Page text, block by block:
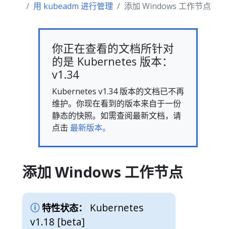
用 kubeadm 进行管理
添加 Windows 工作节点
你正在查看的文档所针对
的是 Kubernetes 版本：
v1.34
Kubernetes v1.34 版本的文档已不再
维护。你现在看到的版本来自于一份
静态的快照。如需查阅最新文档，请
点击 最新版本。
添加 Windows 工作节点
特性状态：
Kubernetes
v1.18 [beta]